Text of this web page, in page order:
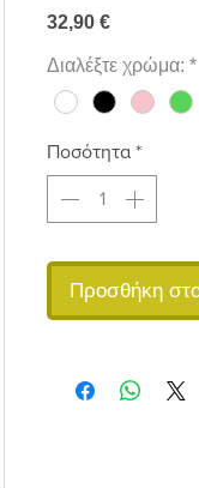
32,90 €Τιμή
Διαλέξτε χρώμα: *
Ποσότητα *
Προσθήκη